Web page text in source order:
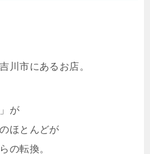
川市にあるお店。
が
ほとんどが
の転換。